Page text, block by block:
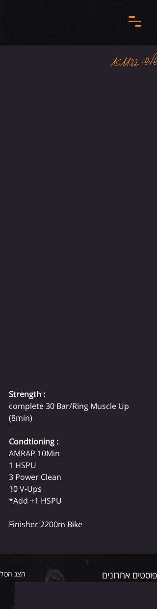
שלישי 15.11.22
Strength :
complete 30 Bar/Ring Muscle Up
(8min)
Condtioning :
AMRAP 10Min
1 HSPU
3 Power Clean
10 V-Ups
*Add +1 HSPU
Finisher 2200m Bike
פוסטים אחרונים הצג הכול